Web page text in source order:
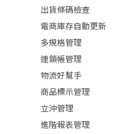
出貨條碼檢查
電商庫存自動更新
多規格管理
連鎖帳管理
物流好幫手
商品標示管理
立沖管理
進階報表管理